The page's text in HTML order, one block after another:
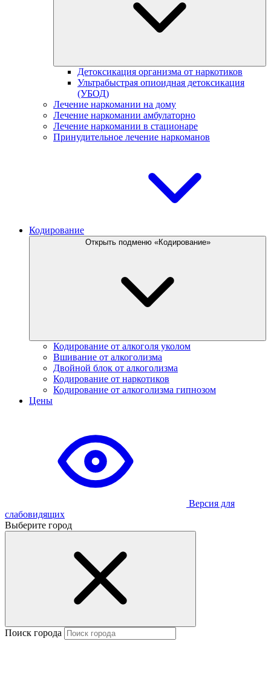
Детоксикация организма от наркотиков
Ультрабыстрая опиоидная детоксикация
(УБОД)
Лечение наркомании на дому
Лечение наркомании амбулаторно
Лечение наркомании в стационаре
Принудительное лечение наркоманов
Кодирование
Открыть подменю «Кодирование»
Кодирование от алкоголя уколом
Вшивание от алкоголизма
Двойной блок от алкоголизма
Кодирование от наркотиков
Кодирование от алкоголизма гипнозом
Цены
Версия для
слабовидящих
Выберите город
Поиск города